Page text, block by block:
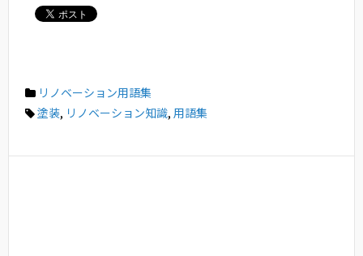
リノベーション用語集
塗装, リノベーション知識, 用語集